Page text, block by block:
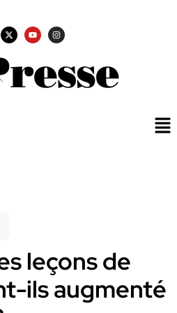
leçons de
ils augmenté